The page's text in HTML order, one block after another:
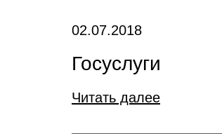
02.07.2018
Госуслуги
Читать далее